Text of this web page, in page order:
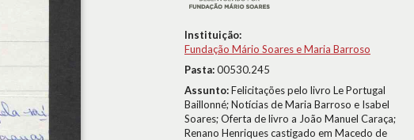
Instituição:
Fundação Mário Soares e Maria Barroso
Pasta:00530.245
Assunto:Felicitações pelo livro Le Portugal
Baillonné; Notícias de Maria Barroso e Isabel
Soares; Oferta de livro a João Manuel Caraça;
Renano Henriques castigado em Macedo de